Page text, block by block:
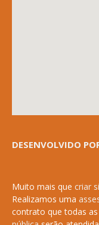
DESENVOLVIDO
Muito mais que criar
Realizamos uma
contrato que todas as